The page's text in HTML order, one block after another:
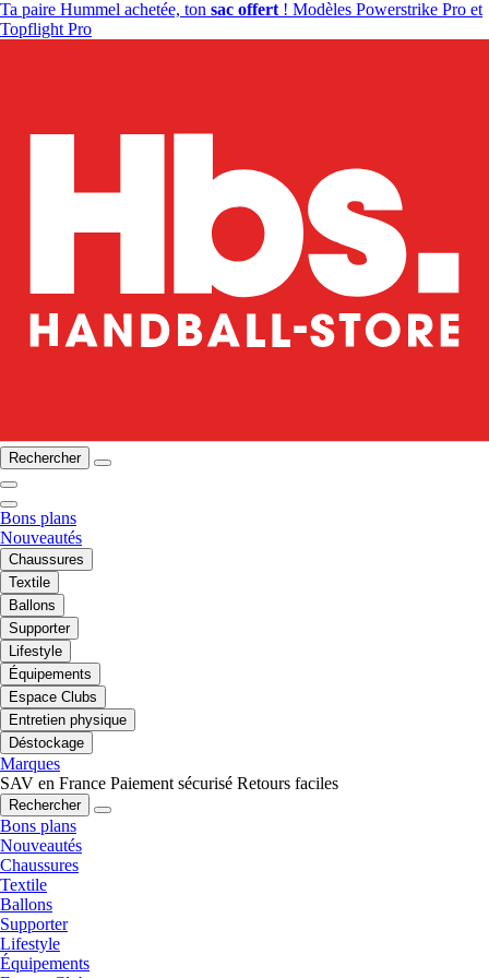
Ta paire Hummel achetée, ton sac offert ! Modèles Powerstrike Pro et
Topflight Pro
Rechercher
Bons plans
Nouveautés
Chaussures
Textile
Ballons
Supporter
Lifestyle
Équipements
Espace Clubs
Entretien physique
Déstockage
Marques
SAV en France Paiement sécurisé Retours faciles
Rechercher
Bons plans
Nouveautés
Chaussures
Textile
Ballons
Supporter
Lifestyle
Équipements